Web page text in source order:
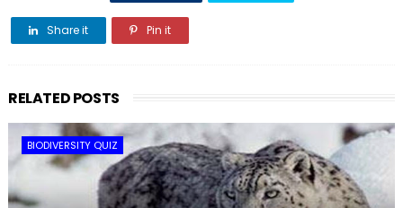
Share it Pin it
RELATED POSTS
BIODIVERSITY QUIZ